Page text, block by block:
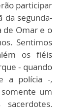
participar
da segunda-
de Omar e o
Sentimos
os fiéis
- quando
a polícia -,
um